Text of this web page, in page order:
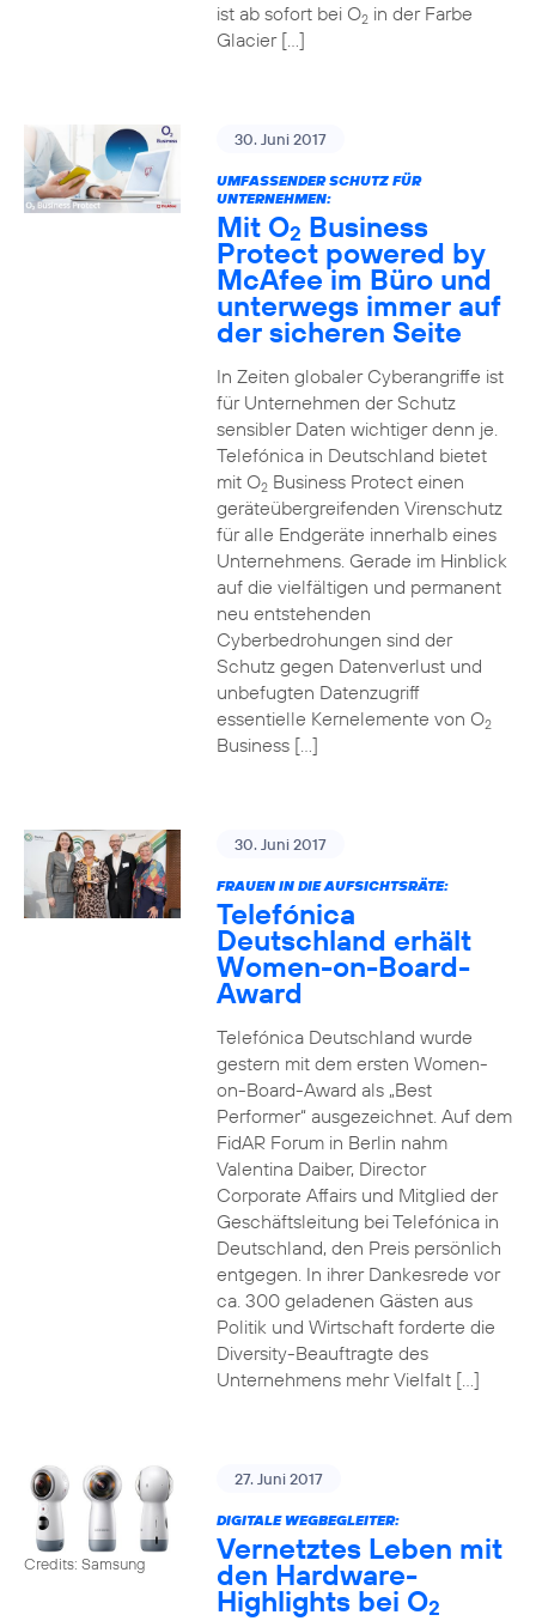
ist ab sofort bei O2in der Farbe
Glacier […]
30. Juni 2017
UMFASSENDER SCHUTZ FÜR
UNTERNEHMEN:
Mit O2 Business
Protect powered by
McAfee im Büro und
unterwegs immer auf
der sicheren Seite
In Zeiten globaler Cyberangriffe ist
für Unternehmen der Schutz
sensibler Daten wichtiger denn je.
Telefónica in Deutschland bietet
mit O2Business Protect einen
geräteübergreifenden Virenschutz
für alle Endgeräte innerhalb eines
Unternehmens. Gerade im Hinblick
auf die vielfältigen und permanent
neu entstehenden
Cyberbedrohungen sind der
Schutz gegen Datenverlust und
unbefugten Datenzugriff
essentielle Kernelemente von O2
Business […]
30. Juni 2017
FRAUEN IN DIE AUFSICHTSRÄTE:
Telefónica
Deutschland erhält
Women-on-Board-
Award
Telefónica Deutschland wurde
gestern mit dem ersten Women-
on-Board-Award als „Best
Performer“ ausgezeichnet. Auf dem
FidAR Forum in Berlin nahm
Valentina Daiber, Director
Corporate Affairs und Mitglied der
Geschäftsleitung bei Telefónica in
Deutschland, den Preis persönlich
entgegen. In ihrer Dankesrede vor
ca. 300 geladenen Gästen aus
Politik und Wirtschaft forderte die
Diversity-Beauftragte des
Unternehmens mehr Vielfalt […]
Credits: Samsung
27. Juni 2017
DIGITALE WEGBEGLEITER:
Vernetztes Leben mit
den Hardware-
Highlights bei O2